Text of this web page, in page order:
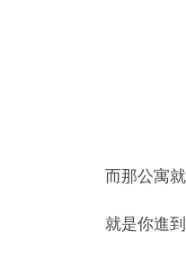
而那公寓
就是你進